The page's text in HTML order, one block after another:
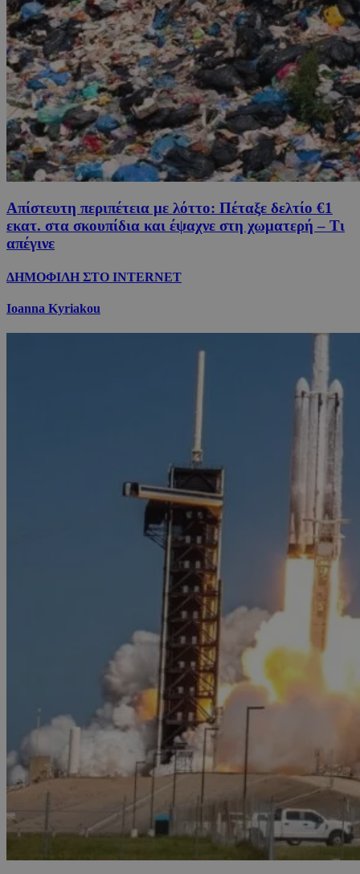
Απίστευτη περιπέτεια με λόττο: Πέταξε δελτίο €1
εκατ. στα σκουπίδια και έψαχνε στη χωματερή – Τι
απέγινε
ΔΗΜΟΦΙΛΗ ΣΤΟ INTERNET
Ioanna Kyriakou